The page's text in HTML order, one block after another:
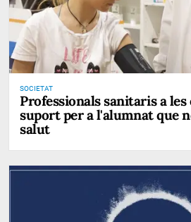
SOCIETAT
Professionals sanitaris a les
suport per a l'alumnat que
salut